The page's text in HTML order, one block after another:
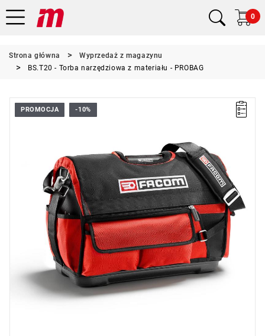
0
Strona główna
Wyprzedaż z magazynu
BS.T20 - Torba narzędziowa z materiału - PROBAG
PROMOCJA -10%